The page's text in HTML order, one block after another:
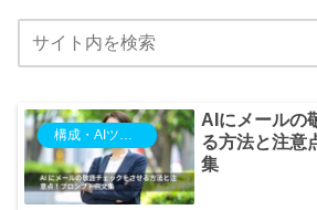
構成・AIツール
AIにメールの
る方法と注意
集